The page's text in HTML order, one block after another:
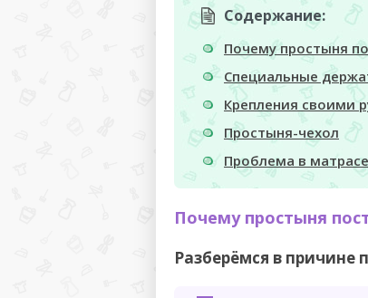
Содержание:
Почему простыня
Специальные
Крепления своими
Простыня-чехол
Проблема в матрасе
Почему простыня
Разберёмся в причине